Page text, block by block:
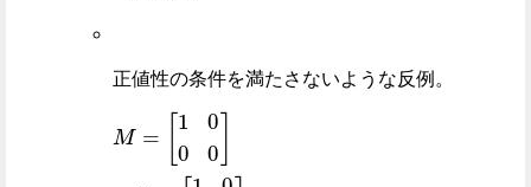
正値性の条件を満たさないような反例。